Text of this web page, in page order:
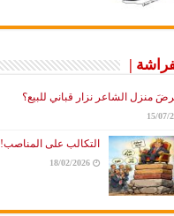
|
منزل الشاعر نزار قباني للبيع؟
15/07/
التكالب على المناصب!
18/02/2026